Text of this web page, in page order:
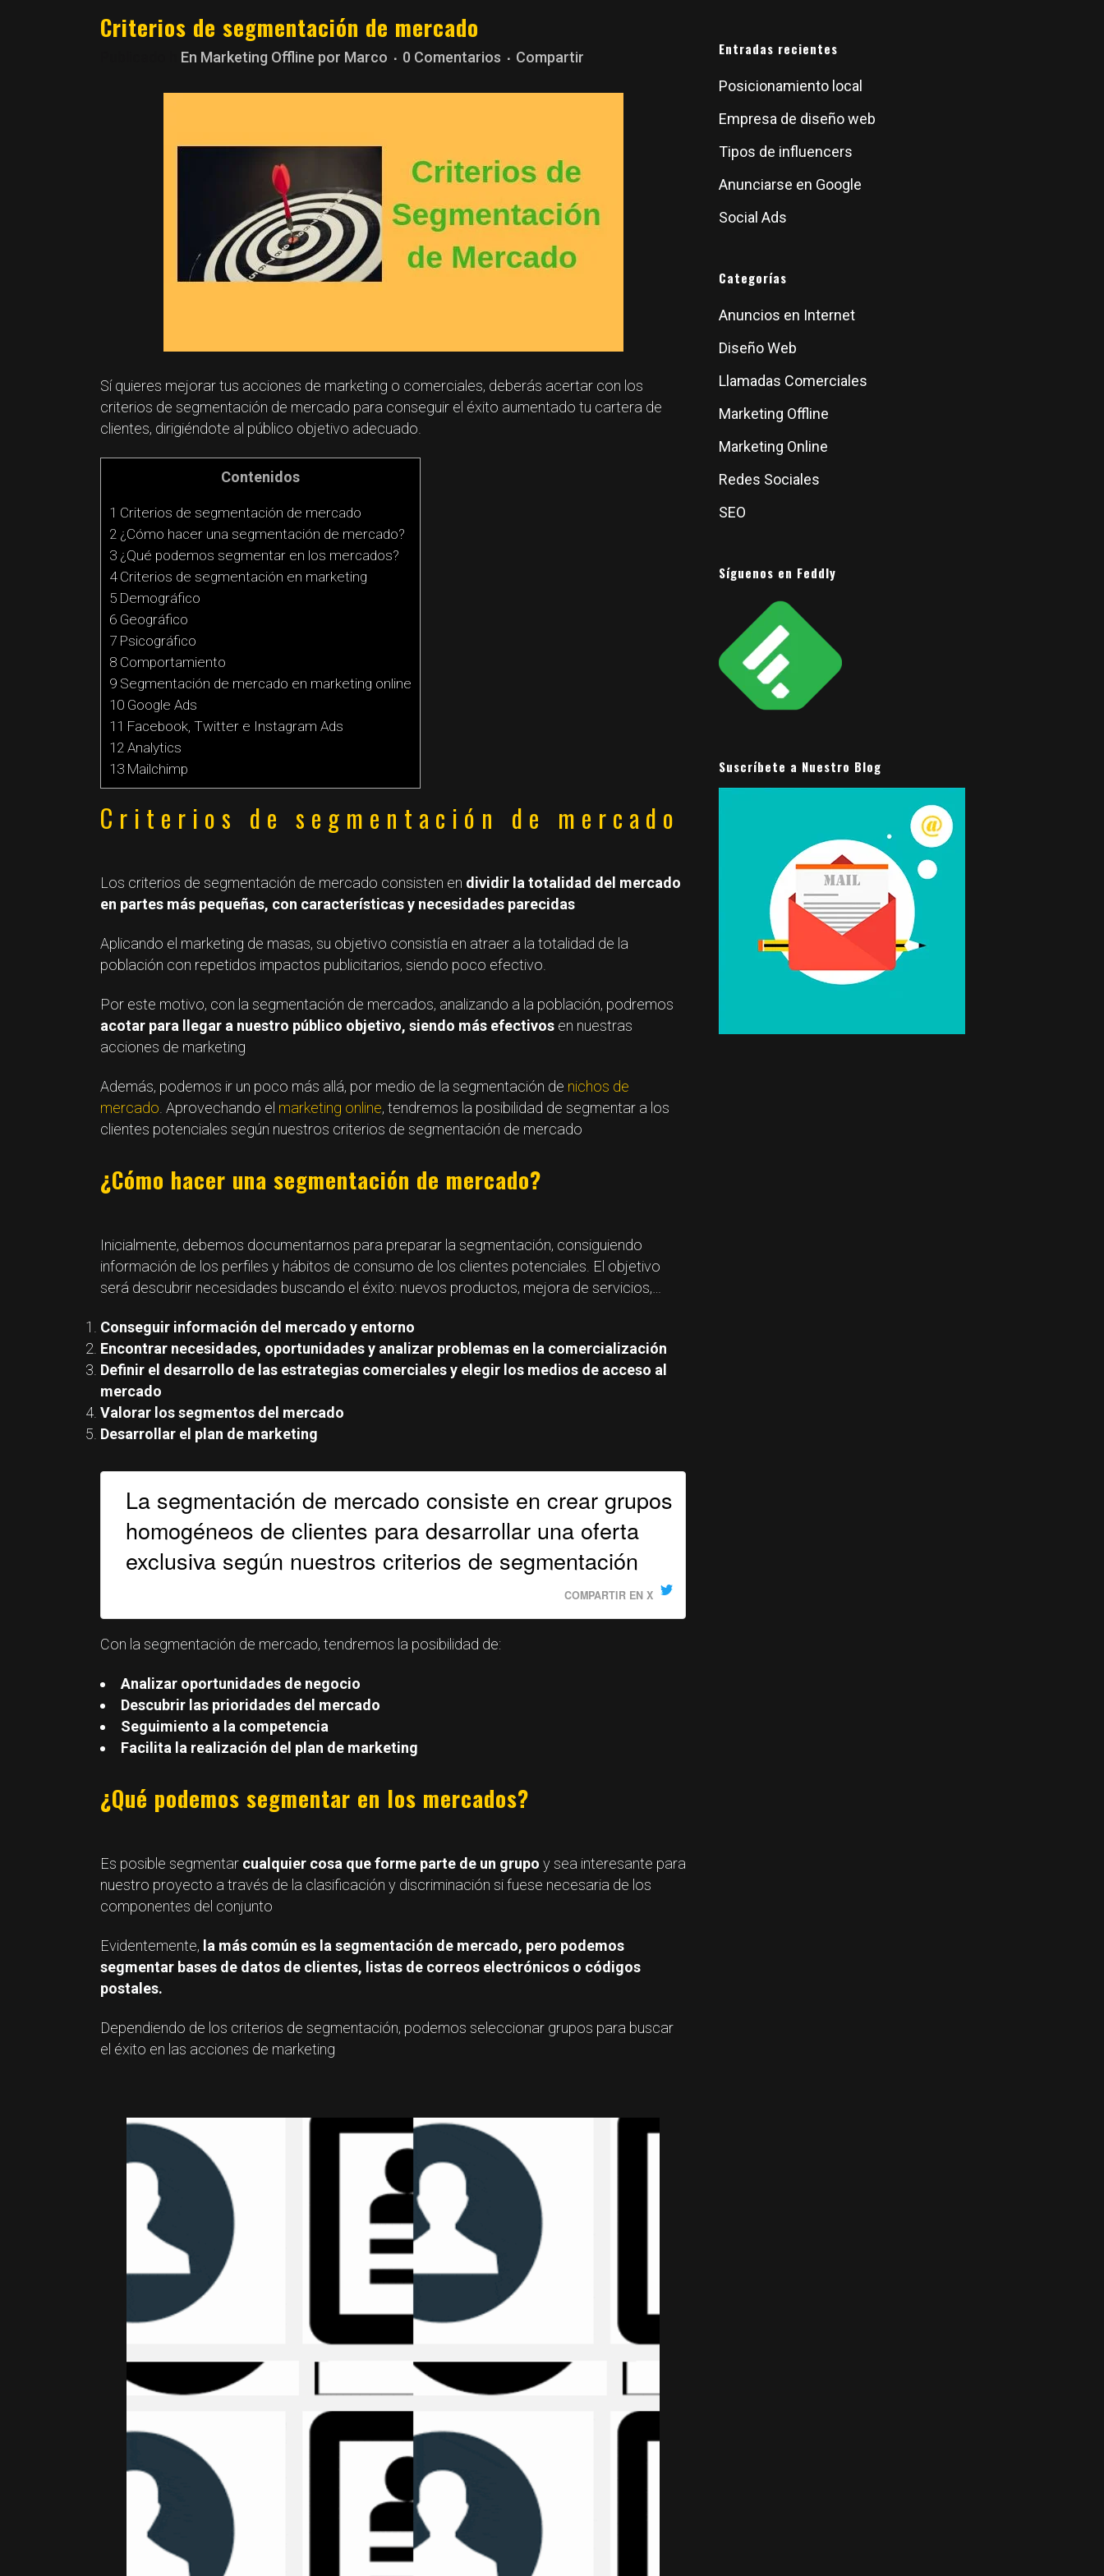
Criterios de segmentación de mercado
En Marketing Offline por Marco 0 Comentarios Compartir
Sí quieres mejorar tus acciones de marketing o comerciales, deberás acertar con los
criterios de segmentación de mercado para conseguir el éxito aumentado tu cartera de
clientes, dirigiéndote al público objetivo adecuado.
Contenidos
1 Criterios de segmentación de mercado
2 ¿Cómo hacer una segmentación de mercado?
3 ¿Qué podemos segmentar en los mercados?
4 Criterios de segmentación en marketing
5 Demográfico
6 Geográfico
7 Psicográfico
8 Comportamiento
9 Segmentación de mercado en marketing online
10 Google Ads
11 Facebook, Twitter e Instagram Ads
12 Analytics
13 Mailchimp
Criterios de segmentación de mercado
Los criterios de segmentación de mercado consisten en dividir la totalidad del mercado
en partes más pequeñas, con características y necesidades parecidas
Aplicando el marketing de masas, su objetivo consistía en atraer a la totalidad de la
población con repetidos impactos publicitarios, siendo poco efectivo.
Por este motivo, con la segmentación de mercados, analizando a la población, podremos
acotar para llegar a nuestro público objetivo, siendo más efectivos en nuestras
acciones de marketing
Además, podemos ir un poco más allá, por medio de la segmentación de nichos de
mercado . Aprovechando el marketing online, tendremos la posibilidad de segmentar a los
clientes potenciales según nuestros criterios de segmentación de mercado
¿Cómo hacer una segmentación de mercado?
Inicialmente, debemos documentarnos para preparar la segmentación, consiguiendo
información de los perfiles y hábitos de consumo de los clientes potenciales. El objetivo
será descubrir necesidades buscando el éxito: nuevos productos, mejora de servicios,…
Conseguir información del mercado y entorno
Encontrar necesidades, oportunidades y analizar problemas en la comercialización
Definir el desarrollo de las estrategias comerciales y elegir los medios de acceso al
mercado
Valorar los segmentos del mercado
Desarrollar el plan de marketing
La segmentación de mercado consiste en crear grupos
homogéneos de clientes para desarrollar una oferta
exclusiva según nuestros criterios de segmentación
COMPARTIR EN X
Con la segmentación de mercado, tendremos la posibilidad de:
Analizar oportunidades de negocio
Descubrir las prioridades del mercado
Seguimiento a la competencia
Facilita la realización del plan de marketing
¿Qué podemos segmentar en los mercados?
Es posible segmentar cualquier cosa que forme parte de un grupo y sea interesante para
nuestro proyecto a través de la clasificación y discriminación si fuese necesaria de los
componentes del conjunto
Evidentemente, la más común es la segmentación de mercado, pero podemos
segmentar bases de datos de clientes, listas de correos electrónicos o códigos
postales.
Dependiendo de los criterios de segmentación, podemos seleccionar grupos para buscar
el éxito en las acciones de marketing
Entradas recientes
Posicionamiento local
Empresa de diseño web
Tipos de influencers
Anunciarse en Google
Social Ads
Categorías
Anuncios en Internet
Diseño Web
Llamadas Comerciales
Marketing Offline
Marketing Online
Redes Sociales
SEO
Síguenos en Feddly
Suscríbete a Nuestro Blog